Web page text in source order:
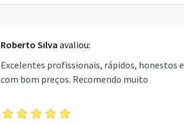
Roberto Silva avaliou:
Excelentes profissionais, rápidos, honestos e
com bom preços. Recomendo muito